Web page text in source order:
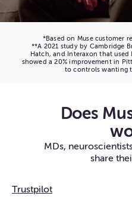
*Based on Muse customer
**A 2021 study by Cambridge
Hatch, and Interaxon that used
showed a 20% improvement in
to controls wanting
Does
MDs,
share
Trustpilot